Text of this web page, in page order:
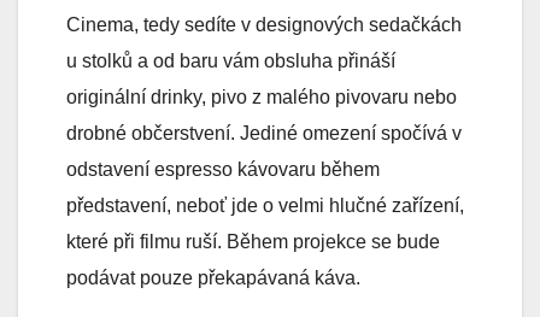
Cinema, tedy sedíte v designových sedačkách
u stolků a od baru vám obsluha přináší
originální drinky, pivo z malého pivovaru nebo
drobné občerstvení. Jediné omezení spočívá v
odstavení espresso kávovaru během
představení, neboť jde o velmi hlučné zařízení,
které při filmu ruší. Během projekce se bude
podávat pouze překapávaná káva.